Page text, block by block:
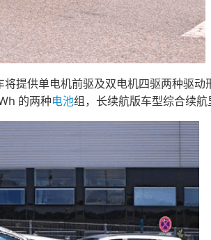
提供单电机前驱及双电机四驱两种驱
的两种电池组，长续航版车型综合续航